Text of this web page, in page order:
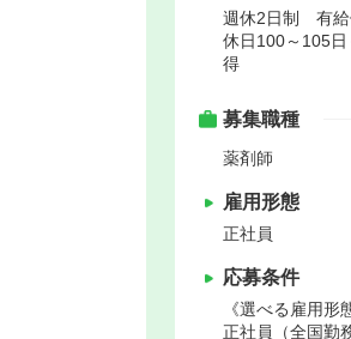
週休2日制 有
休日100～105
得
募集職種
薬剤師
雇用形態
正社員
応募条件
《選べる雇用形
正社員（全国勤